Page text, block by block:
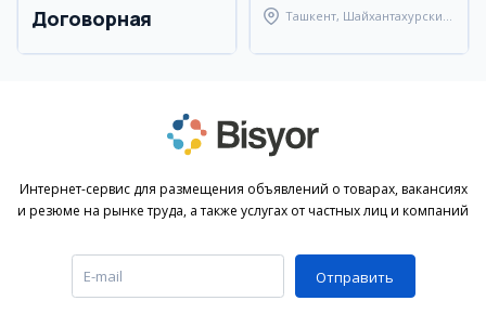
Договорная
Ташкент, Шайхантахурский
Интернет-сервис для размещения объявлений о товарах, вакансиях
и резюме на рынке труда, а также услугах от частных лиц и компаний
Отправить